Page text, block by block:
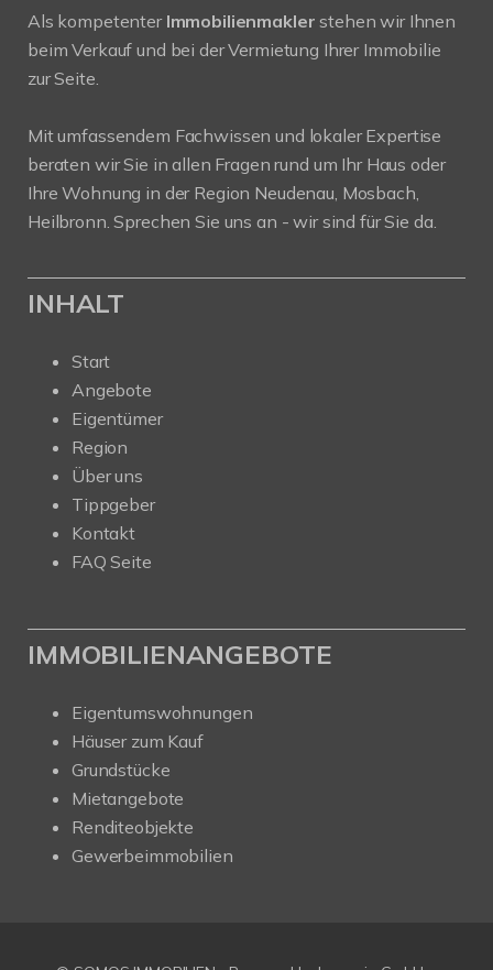
Als kompetenter Immobilienmaklerstehen wir Ihnen
beim Verkauf und bei der Vermietung Ihrer Immobilie
zur Seite.
Mit umfassendem Fachwissen und lokaler Expertise
beraten wir Sie in allen Fragen rund um Ihr Haus oder
Ihre Wohnung in der Region Neudenau, Mosbach,
Heilbronn. Sprechen Sie uns an - wir sind für Sie da.
INHALT
Start
Angebote
Eigentümer
Region
Über uns
Tippgeber
Kontakt
FAQ Seite
IMMOBILIENANGEBOTE
Eigentumswohnungen
Häuser zum Kauf
Grundstücke
Mietangebote
Renditeobjekte
Gewerbeimmobilien